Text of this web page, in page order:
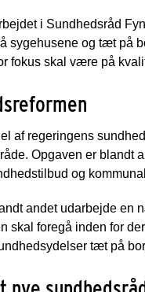
i Sundhedsråd
sygehusene og tæt på
fokus skal være på
af regeringens
Opgaven er
og
andet udarbejde en
foregå inden for
tæt på